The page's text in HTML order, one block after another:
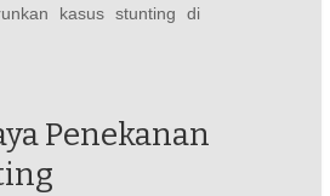
kasus stunting di
Penekanan